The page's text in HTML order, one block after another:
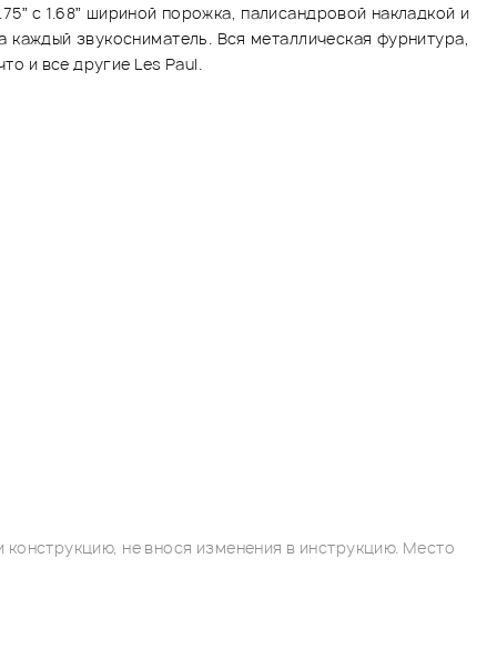
с 1.68” шириной порожка, палисандровой накладкой и
звукосниматель. Вся металлическая фурнитура,
и все другие Les Paul.
не внося изменения в инструкцию. Место